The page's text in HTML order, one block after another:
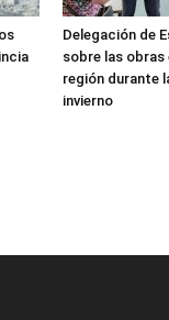
Delegación de
sobre las obras
región durante
invierno